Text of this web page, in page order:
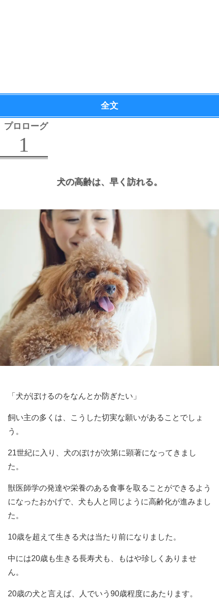
全文
プロローグ
1
犬の高齢は、 早く訪れる。
「犬がぼけるのをなんとか防ぎたい」
飼い主の多くは、こうした切実な願いがあることでしょ
う。
21世紀に入り、犬のぼけが次第に顕著になってきまし
た。
獣医師学の発達や栄養のある食事を取ることができるよう
になったおかげで、犬も人と同じように高齢化が進みまし
た。
10歳を超えて生きる犬は当たり前になりました。
中には20歳も生きる長寿犬も、もはや珍しくありませ
ん。
20歳の犬と言えば、人でいう90歳程度にあたります。